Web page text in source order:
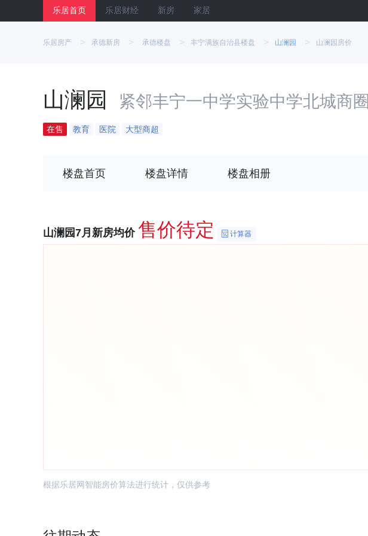
乐居首页 乐居财经 新房 家居
乐居房产 > 承德新房 > 承德楼盘 > 丰宁满族自治县楼盘 > 山澜园 > 山澜园房价
山澜园 紧邻丰宁一中学实验中学北城商圈
在售 教育 医院 大型商超
楼盘首页 楼盘详情 楼盘相册
山澜园7月新房均价 售价待定 计算器
根据乐居网智能房价算法进行统计，仅供参考